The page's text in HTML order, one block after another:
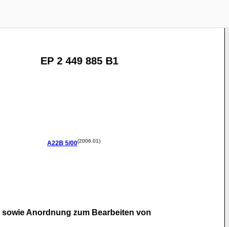
EP 2 449 885 B1
A22B 5/00(2006.01)
Anordnung zum Bearbeiten von